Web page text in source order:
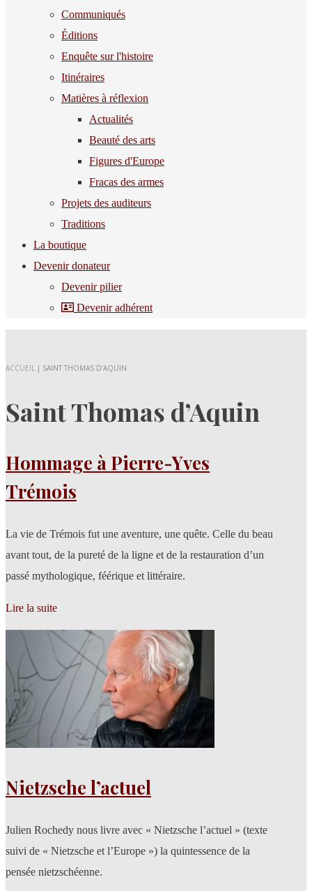
Communiqués
Éditions
Enquête sur l'histoire
Itinéraires
Matières à réflexion
Actualités
Beauté des arts
Figures d'Europe
Fracas des armes
Projets des auditeurs
Traditions
La boutique
Devenir donateur
Devenir pilier
Devenir adhérent
ACCUEIL | SAINT THOMAS D’AQUIN
Saint Thomas d’Aquin
Hommage à Pierre-Yves
Trémois
La vie de Trémois fut une aventure, une quête. Celle du beau
avant tout, de la pureté de la ligne et de la restauration d’un
passé mythologique, féérique et littéraire.
Lire la suite
Nietzsche l’actuel
Julien Rochedy nous livre avec « Nietzsche l’actuel » (texte
suivi de « Nietzsche et l’Europe ») la quintessence de la
pensée nietzschéenne.